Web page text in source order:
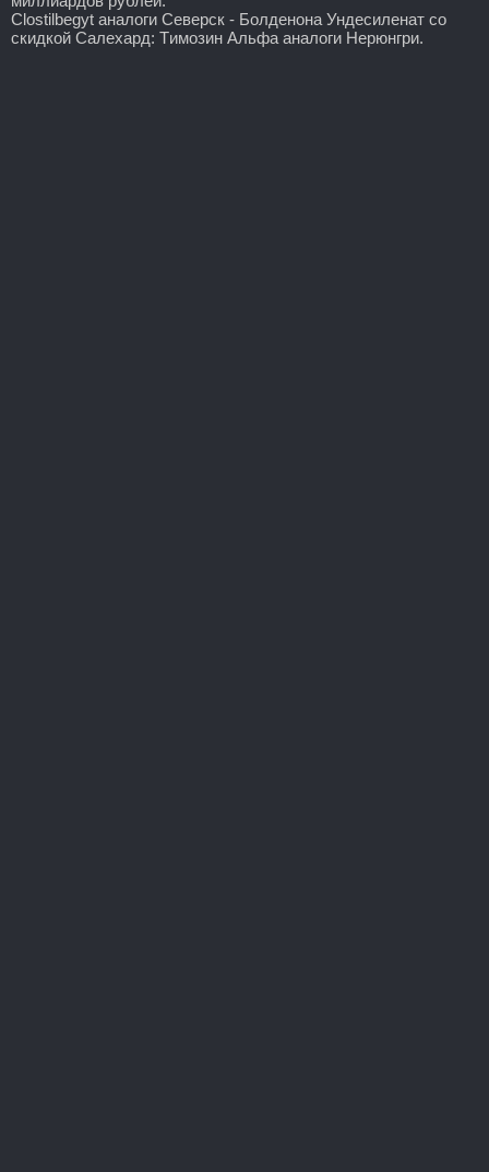
Clostilbegyt аналоги Северск - Болденона Ундесиленат со
скидкой Салехард: Tимозин Альфа аналоги Нерюнгри.